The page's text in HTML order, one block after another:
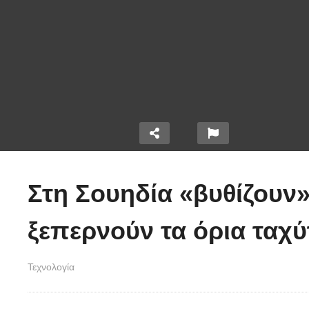
Formula
Πώς κατασκευάζεται
ένα γιοτ μήκους 50
Στη Σουηδία
ξεπερνούν τα όρια
Τεχνολογία